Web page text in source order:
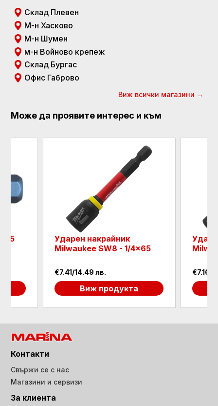
Склад Плевен
М-н Хасково
М-н Шумен
м-н Войново крепеж
Склад Бургас
Офис Габрово
Виж всички магазини →
Може да проявите интерес и към
Ударен накрайник
Milwaukee SW8 - 1/4x65
€7.41/14.49 лв.
Виж продукта
€7.16/
Контакти
Свържи се с нас
Магазини и сервизи
За клиента